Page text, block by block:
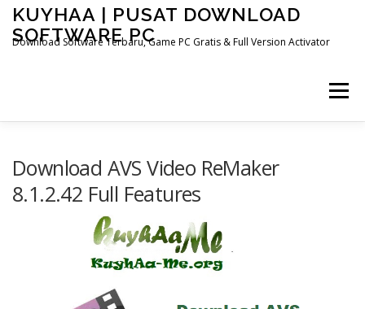
Skip
content
KUYHAA | PUSAT DOWNLOAD
SOFTWARE PC
Download Software Terbaru, Game PC Gratis & Full Version Activator
Menu
Download AVS Video ReMaker
8.1.2.42 Full Features